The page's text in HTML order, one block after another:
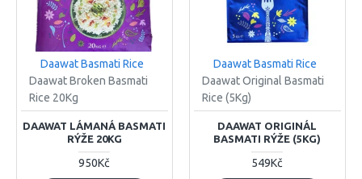
Daawat Basmati Rice
Daawat Broken Basmati
Rice 20Kg
DAAWAT LÁMANÁ BASMATI
RÝŽE 20KG
950Kč
Daawat Basmati Rice
Daawat Original Basmati
Rice (5Kg)
DAAWAT ORIGINÁL
BASMATI RÝŽE (5KG)
549Kč